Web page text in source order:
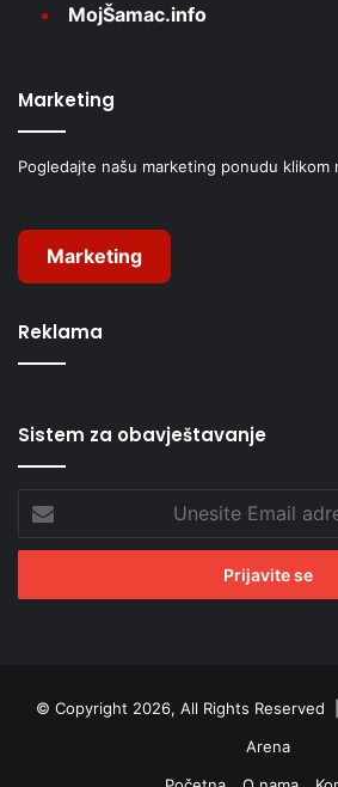
MojŠamac.info
Marketing
Pogledajte našu marketing ponudu klikom
Marketing
Reklama
Sistem za obavještavanje
Email
adresu
© Copyright 2026, All Rights Reserved |
Arena